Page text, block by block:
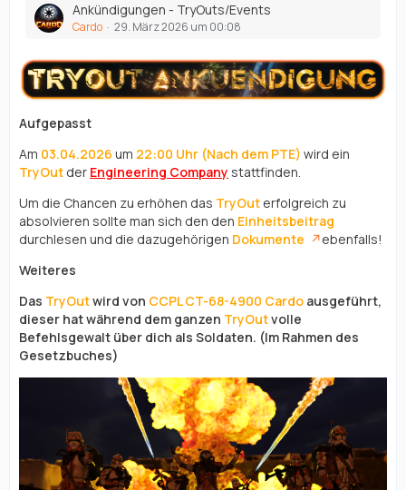
Ankündigungen - TryOuts/Events
Cardo 29. März 2026 um 00:08
Aufgepasst
Am 03.04.2026 um 22:00 Uhr (Nach dem PTE) wird ein
TryOut der Engineering Company stattfinden.
Um die Chancen zu erhöhen das TryOut erfolgreich zu
absolvieren sollte man sich den den Einheitsbeitrag
durchlesen und die dazugehörigen Dokumente
ebenfalls!
Weiteres
Das TryOutwird von CCPL CT-68-4900 Cardo ausgeführt,
dieser hat während dem ganzen TryOutvolle
Befehlsgewalt über dich als Soldaten. (Im Rahmen des
Gesetzbuches)